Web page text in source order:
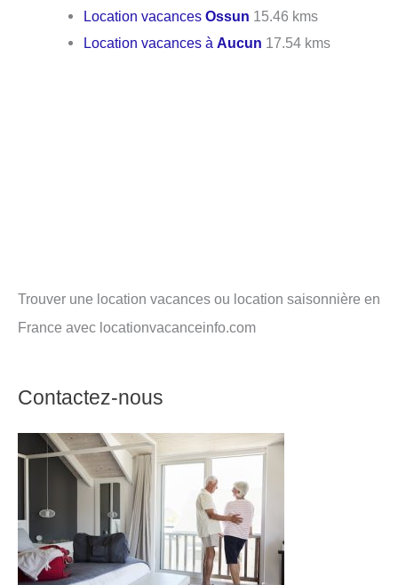
Location vacancesOssun 15.46 kms
Location vacances àAucun 17.54 kms
Trouver une location vacances ou location saisonnière en
France avec locationvacanceinfo.com
Contactez-nous